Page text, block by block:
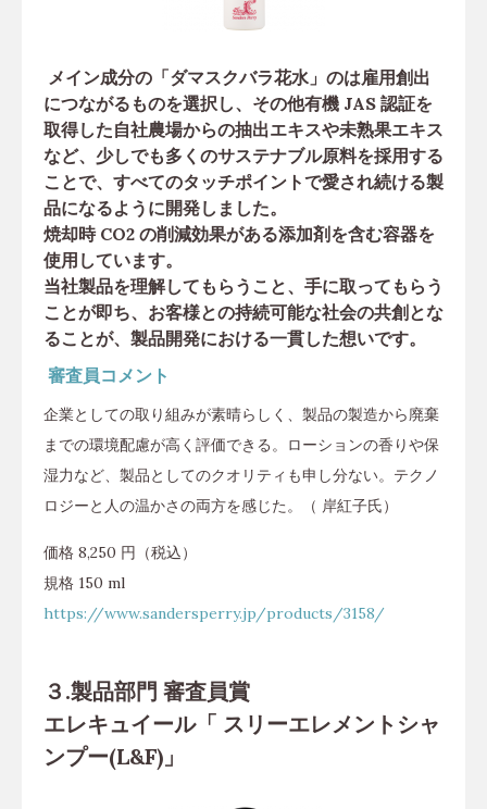
メイン成分の「ダマスクバラ花水」のは雇用創出
につながるものを選択し、その他有機 JAS 認証を
取得した自社農場からの抽出エキスや未熟果エキス
など、少しでも多くのサステナブル原料を採用する
ことで、すべてのタッチポイントで愛され続ける製
品になるように開発しました。
焼却時 CO2 の削減効果がある添加剤を含む容器を
使用しています。
当社製品を理解してもらうこと、手に取ってもらう
ことが即ち、お客様との持続可能な社会の共創とな
ることが、製品開発における一貫した想いです。
審査員コメント
企業としての取り組みが素晴らしく、製品の製造から廃棄
までの環境配慮が高く評価できる。ローションの香りや保
湿力など、製品としてのクオリティも申し分ない。テクノ
ロジーと人の温かさの両方を感じた。（ 岸紅子氏）
価格 8,250 円（税込）
規格 150 ml
https://www.sandersperry.jp/products/3158/
３.製品部門 審査員賞
エレキュイール「 スリーエレメントシャ
ンプー(L&F)」